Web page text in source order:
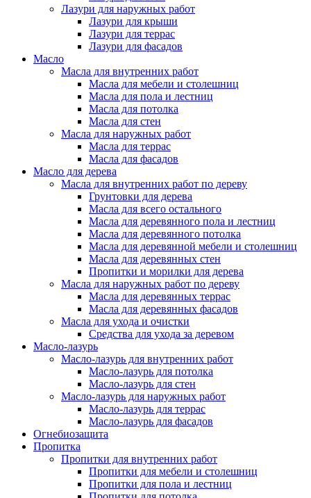
Лазури для наружных работ
Лазури для крыши
Лазури для террас
Лазури для фасадов
Масло
Масла для внутренних работ
Масла для мебели и столешниц
Масла для пола и лестниц
Масла для потолка
Масла для стен
Масла для наружных работ
Масла для террас
Масла для фасадов
Масло для дерева
Масла для внутренних работ по дереву
Грунтовки для дерева
Масла для всего остального
Масла для деревянного пола и лестниц
Масла для деревянного потолка
Масла для деревянной мебели и столешниц
Масла для деревянных стен
Пропитки и морилки для дерева
Масла для наружных работ по дереву
Масла для деревянных террас
Масла для деревянных фасадов
Масла для ухода и очистки
Средства для ухода за деревом
Масло-лазурь
Масло-лазурь для внутренних работ
Масло-лазурь для потолка
Масло-лазурь для стен
Масло-лазурь для наружных работ
Масло-лазурь для террас
Масло-лазурь для фасадов
Огнебиозащита
Пропитка
Пропитки для внутренних работ
Пропитки для мебели и столешниц
Пропитки для пола и лестниц